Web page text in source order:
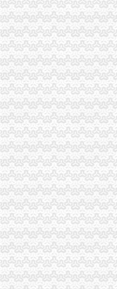
市重庆海关注册登记局召
九龙坡局重庆海关注册登
开县局开展“基层评科室
万州局海关报关注册登记
双桥局重庆海关在哪里采
江北局重庆海关注册三举
巴南局开展城区菜市重庆
万盛区副区长杨晓对企业
綦江局篆塘所加大校园周
璧山局重庆海关注册登记
渝中局突出“实、新、活
黔江局重庆海关注册登记
潼南局重庆海关注册登记
万州区实行“量化评分制”
渝中局海关报关注册登
垫江局重庆海关在哪里
大足局“保姆式”重庆海关